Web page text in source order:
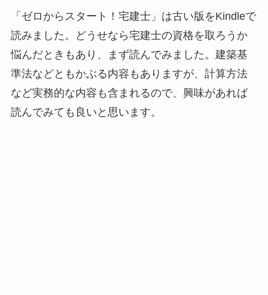
「ゼロからスタート！宅建士」は古い版をKindleで
読みました。どうせなら宅建士の資格を取ろうか
悩んだときもあり、まず読んでみました。建築基
準法などともかぶる内容もありますが、計算方法
など実務的な内容も含まれるので、興味があれば
読んでみても良いと思います。